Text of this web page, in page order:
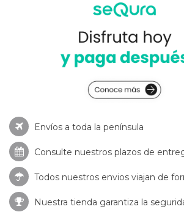
Envíos a toda la península
Consulte nuestros plazos de
Todos nuestros envios viajan de
Nuestra tienda garantiza la